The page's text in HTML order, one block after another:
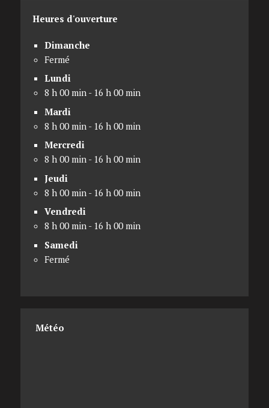
Heures d'ouverture
Dimanche
Fermé
Lundi
8 h 00 min - 16 h 00 min
Mardi
8 h 00 min - 16 h 00 min
Mercredi
8 h 00 min - 16 h 00 min
Jeudi
8 h 00 min - 16 h 00 min
Vendredi
8 h 00 min - 16 h 00 min
Samedi
Fermé
Météo